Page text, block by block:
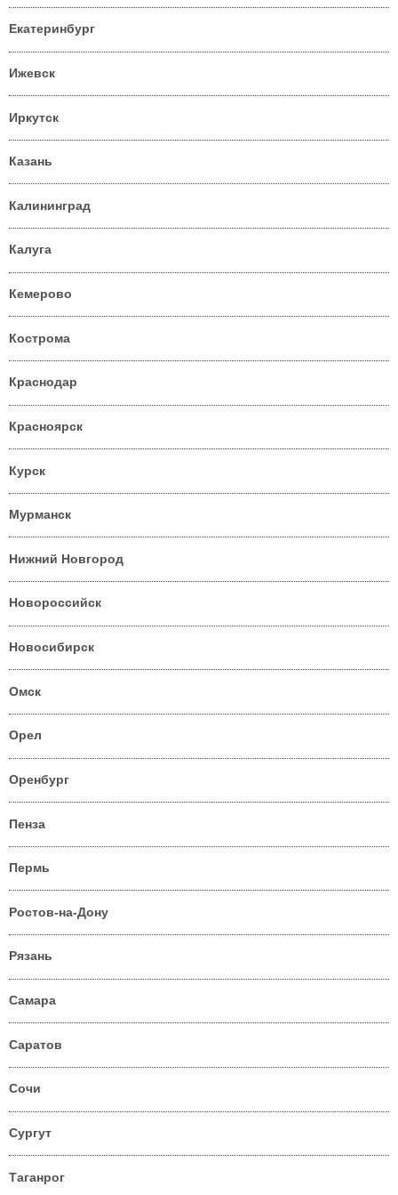
Екатеринбург
Ижевск
Иркутск
Казань
Калининград
Калуга
Кемерово
Кострома
Краснодар
Красноярск
Курск
Мурманск
Нижний Новгород
Новороссийск
Новосибирск
Омск
Орел
Оренбург
Пенза
Пермь
Ростов-на-Дону
Рязань
Самара
Саратов
Сочи
Сургут
Таганрог